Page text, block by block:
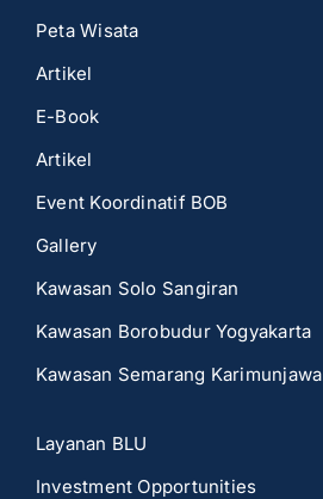
Peta Wisata
Artikel
E-Book
Artikel
Event Koordinatif BOB
Gallery
Kawasan Solo Sangiran
Kawasan Borobudur Yogyakarta
Kawasan Semarang Karimunjawa
Layanan BLU
Investment Opportunities